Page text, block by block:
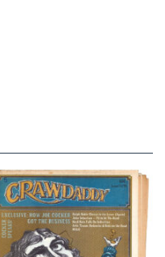
Crawdaddy – June/11/72